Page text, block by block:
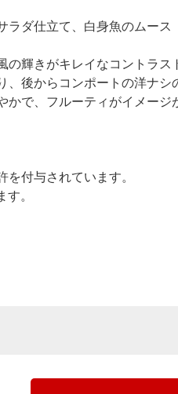
ラダ仕立て、白身魚のムー
輝きがキレイなコントラ
、後からコンポートの洋ナ
で、フルーティがイメージ
を付与されています。
。